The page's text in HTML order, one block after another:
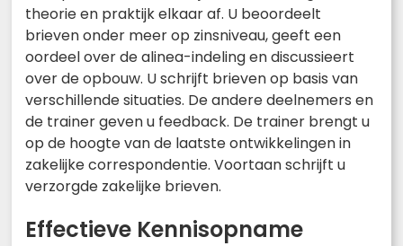
theorie en praktijk elkaar af. U beoordeelt
brieven onder meer op zinsniveau, geeft een
oordeel over de alinea-indeling en discussieert
over de opbouw. U schrijft brieven op basis van
verschillende situaties. De andere deelnemers en
de trainer geven u feedback. De trainer brengt u
op de hoogte van de laatste ontwikkelingen in
zakelijke correspondentie. Voortaan schrijft u
verzorgde zakelijke brieven.
Effectieve Kennisopname